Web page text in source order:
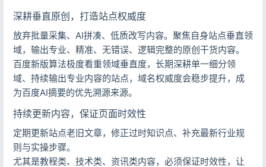
深耕垂直原创，打造站点权威度
放弃批量采集、AI拼凑、低质改写内容。聚焦自身站点垂直领
域，输出专业、精准、无错误、逻辑完整的原创干货内容。
百度新版算法极度看重领域垂直度，长期深耕单一细分领
域、持续输出专业内容的站点，域名权威度会稳步提升，成
为百度AI摘要的优先溯源来源。
持续更新内容，保证页面时效性
定期更新站点老旧文章，修正过时知识点、补充最新行业规
则与实操步骤。
尤其是教程类、技术类、资讯类内容，必须保证时效性，让
登录